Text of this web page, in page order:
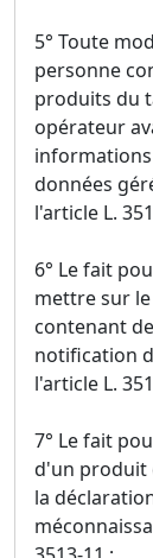
5° Toute
personne
produits du
opérateur
données
l'article L.
6° Le fait
mettre sur
contenant
notification
l'article L.
7° Le fait
d'un produit
la